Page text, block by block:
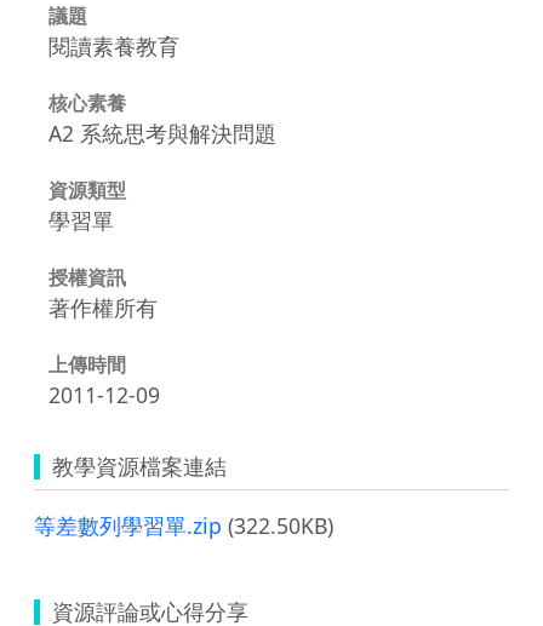
議題
閱讀素養教育
核心素養
A2 系統思考與解決問題
資源類型
學習單
授權資訊
著作權所有
上傳時間
2011-12-09
教學資源檔案連結
等差數列學習單.zip (322.50KB)
資源評論或心得分享